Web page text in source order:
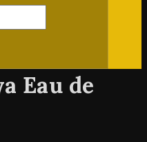
Eau de